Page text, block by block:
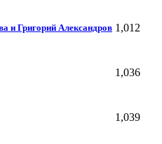
и Григорий Александров 1,012
1,036
1,039